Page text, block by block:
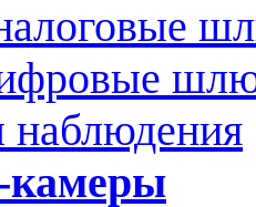
наблюдения
камеры